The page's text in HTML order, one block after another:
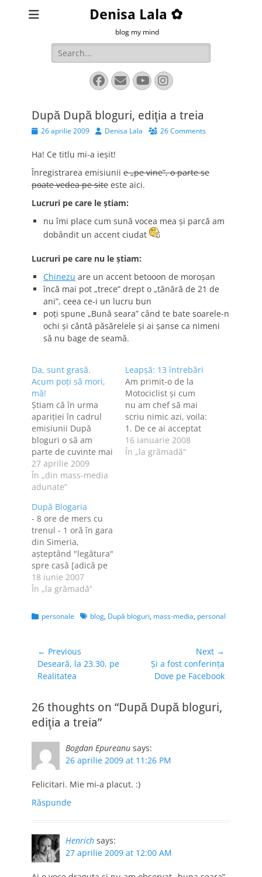
Denisa Lala ✿
blog my mind
Search
for:
Facebook
EmailYouTube
Instagram
După După bloguri, ediţia a treia
Posted
26 aprilie 2009 AuthorDenisa Lala 26 Comments
Ha! Ce titlu mi-a ieşit!
Înregistrarea emisiunii e „pe vine”, o parte se
poate vedea pe site este aici.
Lucruri pe care le ştiam:
nu îmi place cum sună vocea mea şi parcă am
dobândit un accent ciudat
Lucruri pe care nu le ştiam:
Chinezu are un accent betooon de moroşan
încă mai pot „trece” drept o „tânără de 21 de
ani”, ceea ce-i un lucru bun
poţi spune „Bună seara” când te bate soarele-n
ochi şi cântă păsărelele şi ai şanse ca nimeni
să nu bage de seamă.
Da, sunt grasă.
Acum poţi să mori,
mă!
Ştiam că în urma
apariţiei în cadrul
emisiunii După
bloguri o să am
parte de cuvinte mai
puţin măgulitoare -
sau, ca să fie clar
pentru toată lumea,
înjurată, pentru că
odată cu cele 15
minute de
celebritate vin şi
cele 15 kilograme de
"carne",…
27 aprilie 2009
În „din mass-media
adunate”
Leapşă: 13 întrebări
Am primit-o de la
Motociclist şi cum
nu am chef să mai
scriu nimic azi, voila:
1. De ce ai acceptat
leapşa aceasta? De-
aia. 2. De când eşti
16 ianuarie 2008
În „la grămadă”
După Blogaria
- 8 ore de mers cu
trenul - 1 oră în gara
din Simeria,
aşteptând "legătura"
spre casă [adică pe
tata] - o cafea mare -
nişte ore de citit
- duş - mâncare. Ce-
a rămas de ieri, de
[La mulţi ani!]…
18 iunie 2007
În „la grămadă”
Categories
personale Tagsblog, După bloguri, mass-media, personal
Navigare
în
articole
← Previous
Previous
post:
Deseară, la 23.30, pe
Realitatea
Next →
Şi a fost conferinţa
Dove pe Facebook
26 thoughts on “După După bloguri,
ediţia a treia”
Bogdan Epureanu says:
26 aprilie 2009 at 11:26 PM
Felicitari. Mie mi-a placut. :)
Răspunde
Henrich says:
27 aprilie 2009 at 12:00 AM